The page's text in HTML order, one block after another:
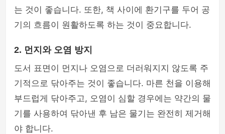
는 것이 좋습니다. 또한, 책 사이에 환기구를 두어 공
기의 흐름이 원활하도록 하는 것이 중요합니다.
2. 먼지와 오염 방지
도서 표면이 먼지나 오염으로 더러워지지 않도록 주
기적으로 닦아주는 것이 좋습니다. 마른 천을 이용해
부드럽게 닦아주고, 오염이 심할 경우에는 약간의 물
기를 사용하여 닦아낸 후 남은 물기는 완전히 제거해
야 합니다.